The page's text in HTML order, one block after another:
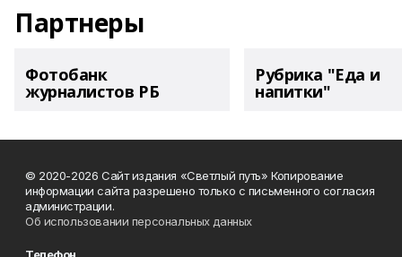
Партнеры
Фотобанк
журналистов РБ
Рубрика "Еда и
напитки"
© 2020-2026 Сайт издания «Светлый путь» Копирование
информации сайта разрешено только с письменного согласия
администрации.
Об использовании персональных данных